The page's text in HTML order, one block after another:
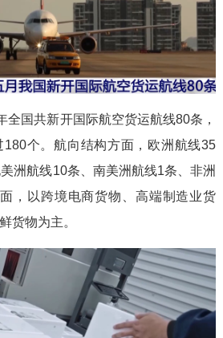
全国共新开国际航空货运航线80条，
个。航向结构方面，欧洲航线35
洲航线10条、南美洲航线1条、非洲
，以跨境电商货物、高端制造业货
货物为主。